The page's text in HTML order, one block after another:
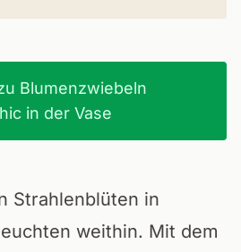
Blumenzwiebeln
in der Vase
Strahlenblüten in
weithin. Mit dem